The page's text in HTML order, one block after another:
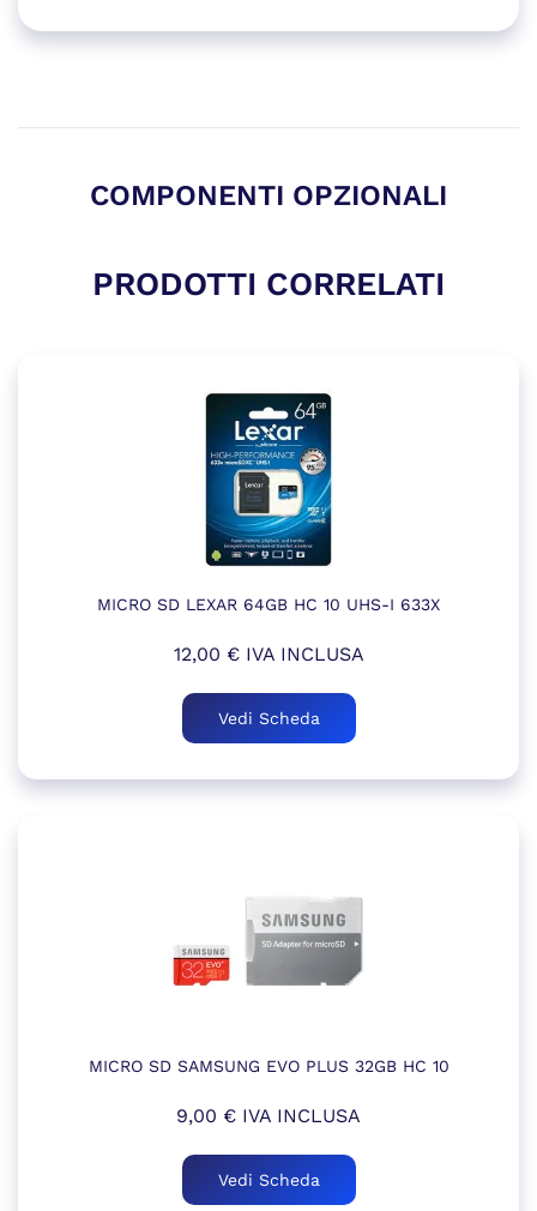
COMPONENTI OPZIONALI
PRODOTTI CORRELATI
MICRO SD LEXAR 64GB HC 10 UHS-I 633X
12,00 €IVA INCLUSA
Vedi Scheda
MICRO SD SAMSUNG EVO PLUS 32GB HC 10
9,00 € IVA INCLUSA
Vedi Scheda